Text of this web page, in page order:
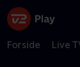
Forside Live